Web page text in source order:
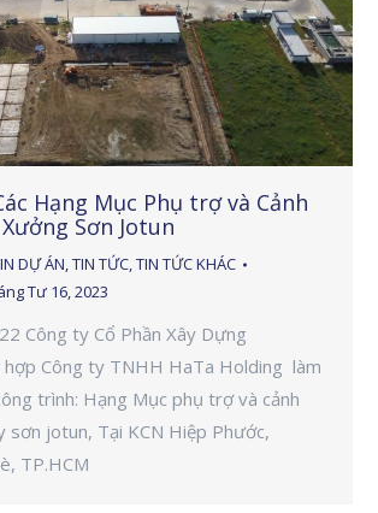
Hạng Mục Phụ trợ và Cảnh
Sơn Jotun
DỰ ÁN,TIN TỨC,TIN TỨC KHÁC
Tư 16, 2023
Công ty Cổ Phần Xây Dựng
hợp Công ty TNHH HaTa Holding làm
trình: Hạng Mục phụ trợ và cảnh
sơn jotun, Tại KCN Hiệp Phước,
TP.HCM